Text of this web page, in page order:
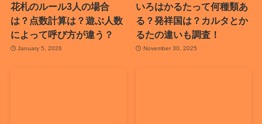
花札のルール3人の場合
は？点数計算は？遊ぶ人数
によって呼び方が違う？
January 5, 2026
いろはかるたって何種類あ
る？発祥国は？カルタとか
るたの違いも調査！
November 30, 2025